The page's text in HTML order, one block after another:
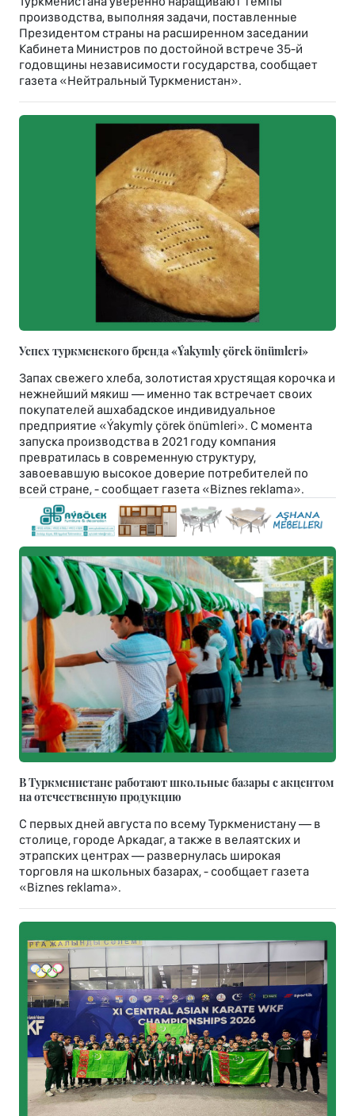
производства, выполняя задачи, поставленные
Президентом страны на расширенном заседании
Кабинета Министров по достойной встрече 35-й
годовщины независимости государства, сообщает
газета «Нейтральный Туркменистан».
Успех туркменского бренда «Ýakymly çörek önümleri»
Запах свежего хлеба, золотистая хрустящая корочка и
нежнейший мякиш — именно так встречает своих
покупателей ашхабадское индивидуальное
предприятие «Ýakymly çörek önümleri». С момента
запуска производства в 2021 году компания
превратилась в современную структуру,
завоевавшую высокое доверие потребителей по
всей стране, - сообщает газета «Biznes reklama».
В Туркменистане работают школьные базары с акцентом
на отечественную продукцию
С первых дней августа по всему Туркменистану — в
столице, городе Аркадаг, а также в велаятских и
этрапских центрах — развернулась широкая
торговля на школьных базарах, - сообщает газета
«Biznes reklama».